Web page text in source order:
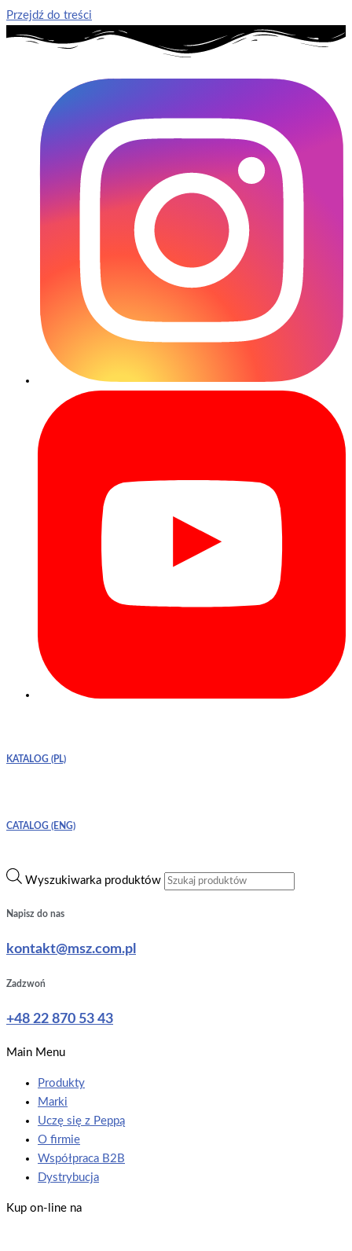
Przejdź do treści
KATALOG (PL)
CATALOG (ENG)
Wyszukiwarka produktów
Napisz do nas
kontakt@msz.com.pl
Zadzwoń
+48 22 870 53 43
Main Menu
Produkty
Marki
Uczę się z Peppą
O firmie
Współpraca B2B
Dystrybucja
Kup on-line na